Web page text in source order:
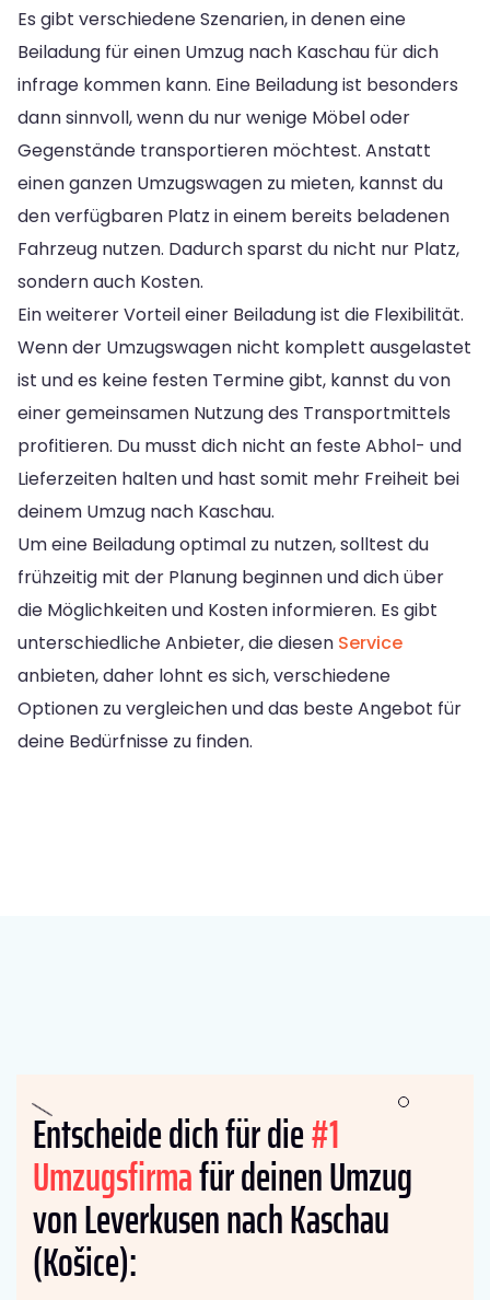
Es gibt verschiedene Szenarien, in denen eine
Beiladung für einen Umzug nach Kaschau für dich
infrage kommen kann. Eine Beiladung ist besonders
dann sinnvoll, wenn du nur wenige Möbel oder
Gegenstände transportieren möchtest. Anstatt
einen ganzen Umzugswagen zu mieten, kannst du
den verfügbaren Platz in einem bereits beladenen
Fahrzeug nutzen. Dadurch sparst du nicht nur Platz,
sondern auch Kosten.
Ein weiterer Vorteil einer Beiladung ist die Flexibilität.
Wenn der Umzugswagen nicht komplett ausgelastet
ist und es keine festen Termine gibt, kannst du von
einer gemeinsamen Nutzung des Transportmittels
profitieren. Du musst dich nicht an feste Abhol- und
Lieferzeiten halten und hast somit mehr Freiheit bei
deinem Umzug nach Kaschau.
Um eine Beiladung optimal zu nutzen, solltest du
frühzeitig mit der Planung beginnen und dich über
die Möglichkeiten und Kosten informieren. Es gibt
unterschiedliche Anbieter, die diesen Service
anbieten, daher lohnt es sich, verschiedene
Optionen zu vergleichen und das beste Angebot für
deine Bedürfnisse zu finden.
Entscheide dich für die#1
Umzugsfirmafür deinen Umzug
von Leverkusen nach Kaschau
(Košice):